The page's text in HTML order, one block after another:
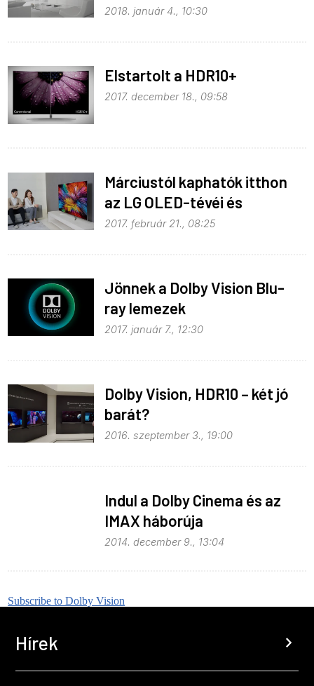
2018. január 4., 10:30
Elstartolt a HDR10+
2017. december 18., 09:58
Márciustól kaphatók itthon
az LG OLED-tévéi és
csúcskategóriás LCD-tévéi
2017. február 21., 08:25
Jönnek a Dolby Vision Blu-
ray lemezek
2017. január 7., 12:30
Dolby Vision, HDR10 – két jó
barát?
2016. szeptember 3., 19:00
Indul a Dolby Cinema és az
IMAX háborúja
2014. december 9., 13:04
Subscribe to Dolby Vision
Hírek chevron_right